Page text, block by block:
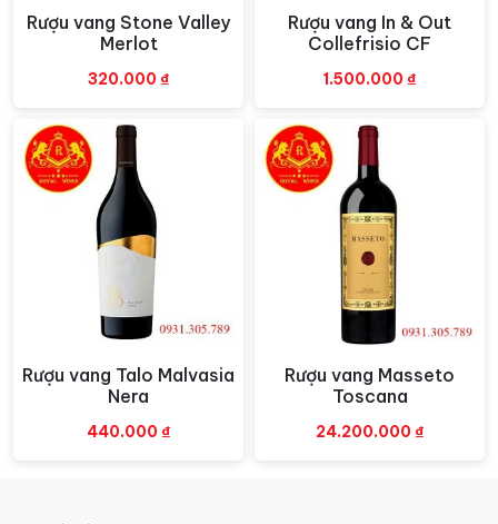
Xem nhanh
Rượu vang Stone Valley
Merlot
320.000 ₫
Xem nhanh
Rượu vang In & Out
Collefrisio CF
1.500.000 ₫
Xem nhanh
Rượu vang Talo Malvasia
Nera
440.000 ₫
Xem nhanh
Rượu vang Masseto
Toscana
24.200.000 ₫